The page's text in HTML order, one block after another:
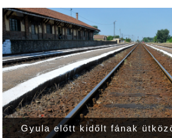
Gyula előtt kidőlt fának